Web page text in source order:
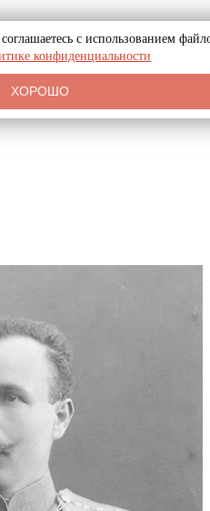
с использованием
конфиденциальности
ХОРОШО